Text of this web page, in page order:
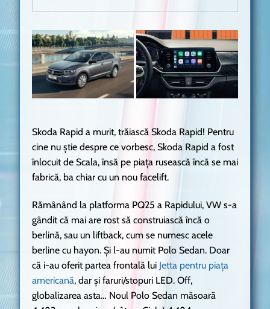
Skoda Rapid a murit, trăiască Skoda Rapid! Pentru
cine nu știe despre ce vorbesc, Skoda Rapid a fost
înlocuit de Scala, însă pe piața rusească încă se mai
fabrică, ba chiar cu un nou facelift.
Rămânând la platforma PQ25 a Rapidului, VW s-a
gândit că mai are rost să construiască încă o
berlină, sau un liftback, cum se numesc acele
berline cu hayon. Și l-au numit Polo Sedan. Doar
că i-au oferit partea frontală lui Jetta pentru piața
americană, dar și faruri/stopuri LED. Off,
globalizarea asta… Noul Polo Sedan măsoară